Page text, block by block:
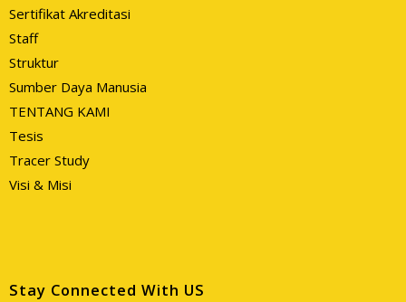
Sertifikat Akreditasi
Staff
Struktur
Sumber Daya Manusia
TENTANG KAMI
Tesis
Tracer Study
Visi & Misi
Stay Connected With US